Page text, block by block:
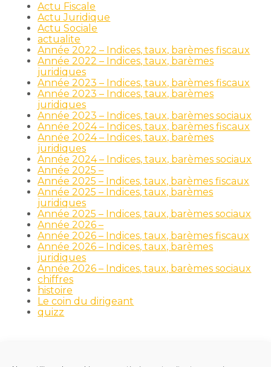
Actu Fiscale
Actu Juridique
Actu Sociale
actualite
Année 2022 – Indices, taux, barèmes fiscaux
Année 2022 – Indices, taux, barèmes
juridiques
Année 2023 – Indices, taux, barèmes fiscaux
Année 2023 – Indices, taux, barèmes
juridiques
Année 2023 – Indices, taux, barèmes sociaux
Année 2024 – Indices, taux, barèmes fiscaux
Année 2024 – Indices, taux, barèmes
juridiques
Année 2024 – Indices, taux, barèmes sociaux
Année 2025 –
Année 2025 – Indices, taux, barèmes fiscaux
Année 2025 – Indices, taux, barèmes
juridiques
Année 2025 – Indices, taux, barèmes sociaux
Année 2026 –
Année 2026 – Indices, taux, barèmes fiscaux
Année 2026 – Indices, taux, barèmes
juridiques
Année 2026 – Indices, taux, barèmes sociaux
chiffres
histoire
Le coin du dirigeant
quizz